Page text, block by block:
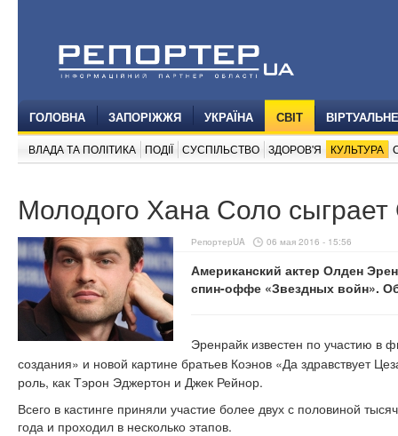
ГОЛОВНА ЗАПОРІЖЖЯ УКРАЇНА СВІТ
ВЛАДА ТА ПОЛІТИКА ПОДІЇ СУСПІЛЬСТВО ЗДОРОВ'Я КУЛЬТУРА
Молодого Хана Соло
РепортерUA 06 мая 2016 - 15:56
Американский актер Олден
спин-оффе «Звездных войн».
Эренрайк известен по участию в
создания» и новой картине братьев Коэнов «Да здравствует
роль, как Тэрон Эджертон и Джек Рейнор.
Всего в кастинге приняли участие более двух с половиной
года и проходил в несколько этапов.